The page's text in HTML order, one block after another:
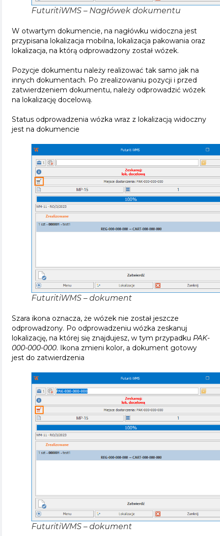
FuturitiWMS – Nagłówek dokumentu
W otwartym dokumencie, na nagłówku widoczna jest
przypisana lokalizacja mobilna, lokalizacja pakowania oraz
lokalizacja, na którą odprowadzony został wózek.
Pozycje dokumentu należy realizować tak samo jak na
innych dokumentach. Po zrealizowaniu pozycji i przed
zatwierdzeniem dokumentu, należy odprowadzić wózek
na lokalizację docelową.
Status odprowadzenia wózka wraz z lokalizacją widoczny
jest na dokumencie
FuturitiWMS – dokument
Szara ikona oznacza, że wózek nie został jeszcze
odprowadzony. Po odprowadzeniu wózka zeskanuj
lokalizację, na której się znajdujesz, w tym przypadku PAK-
000-000-000. Ikona zmieni kolor, a dokument gotowy
jest do zatwierdzenia
FuturitiWMS – dokument